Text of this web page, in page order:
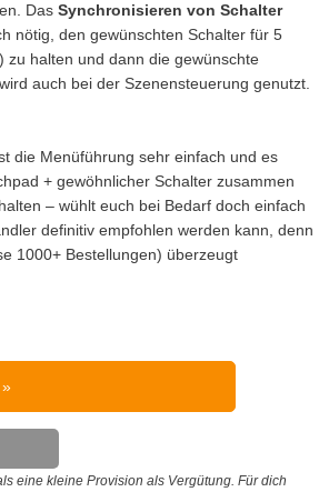
Das Synchronisieren von Schalter
nötig, den gewünschten Schalter für 5
zu halten und dann die gewünschte
auch bei der Szenensteuerung genutzt.
die Menüführung sehr einfach und es
+ gewöhnlicher Schalter zusammen
– wühlt euch bei Bedarf doch einfach
definitiv empfohlen werden kann, denn
1000+ Bestellungen) überzeugt
eine kleine Provision als Vergütung. Für dich